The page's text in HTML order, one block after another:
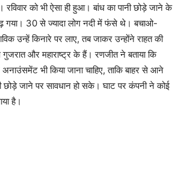
को भी ऐसा ही हुआ। बांध का पानी छोड़े जाने के
गया। 30 से ज्यादा लोग नदी में फंसे थे। बचाओ-
उन्हें किनारे पर लाए, तब जाकर उन्होंने राहत की
गुजरात और महाराष्ट्र के हैं। रणजीत ने बताया कि
भी किया जाना चाहिए, ताकि बाहर से आने
छोड़े जाने पर सावधान हो सके। घाट पर कंपनी ने कोई
है।